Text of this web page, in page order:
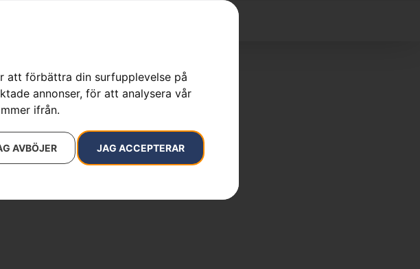
att förbättra din surfupplevelse på
annonser, för att analysera vår
ifrån.
JAG ACCEPTERAR
AVBÖJER